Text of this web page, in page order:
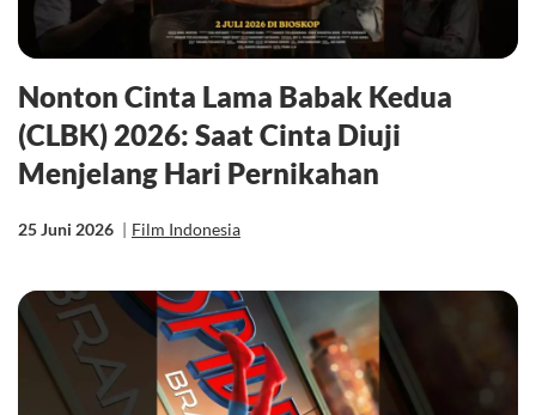
Nonton Cinta Lama Babak Kedua
(CLBK) 2026: Saat Cinta Diuji
Menjelang Hari Pernikahan
25 Juni 2026 | Film Indonesia